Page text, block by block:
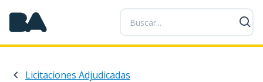
P
a
s
a
Licitaciones Adjudicadas